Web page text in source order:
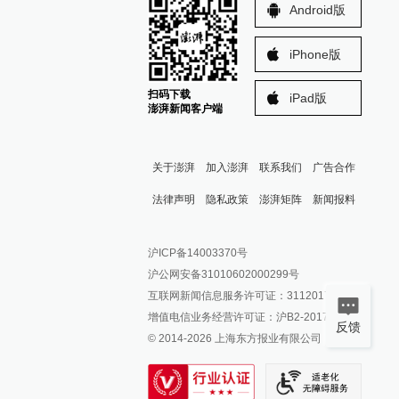
扫码下载
澎湃新闻客户端
Android版
iPhone版
iPad版
关于澎湃 加入澎湃 联系我们 广告合作
法律声明 隐私政策 澎湃矩阵
澎湃新闻公众号
澎湃新闻抖音号
派生万物开放平台
IP SHANGHAI
SIXTH TONE
新闻报料
报料邮箱: news@thepaper.cn
沪ICP备14003370号
沪公网安备31010602000299号
互联网新闻信息服务许可证：31120170006
增值电信业务经营许可证：沪B2-2017116
© 2014-2026 上海东方报业有限公司
反馈